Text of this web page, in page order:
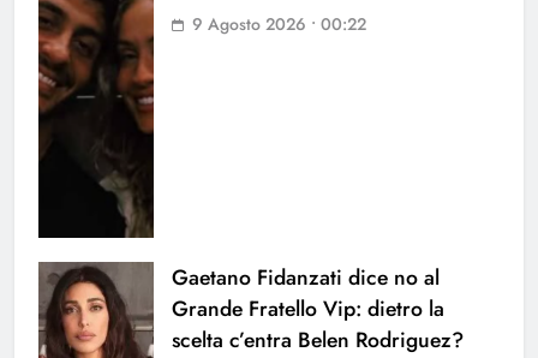
9 Agosto 2026 • 00:22
Gaetano Fidanzati dice no al
Grande Fratello Vip: dietro la
scelta c’entra Belen Rodriguez?